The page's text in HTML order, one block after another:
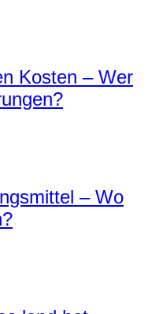
Kosten – Wer
– Wo